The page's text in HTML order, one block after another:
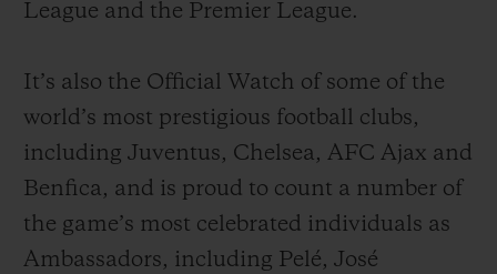
League and the Premier League.
It’s also the Official Watch of some of the
world’s most prestigious football clubs,
including Juventus, Chelsea, AFC Ajax and
Benfica, and is proud to count a number of
the game’s most celebrated individuals as
Ambassadors, including Pelé, José